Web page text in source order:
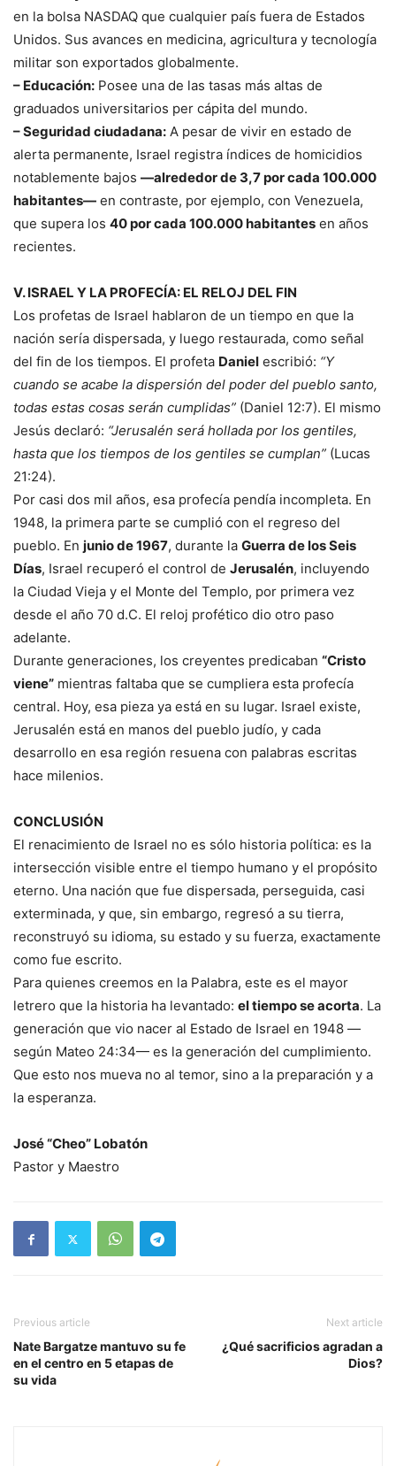
en la bolsa NASDAQ que cualquier país fuera de Estados
Unidos. Sus avances en medicina, agricultura y tecnología
militar son exportados globalmente.
– Educación: Posee una de las tasas más altas de
graduados universitarios per cápita del mundo.
– Seguridad ciudadana: A pesar de vivir en estado de
alerta permanente, Israel registra índices de homicidios
notablemente bajos —alrededor de 3,7 por cada 100.000
habitantes— en contraste, por ejemplo, con Venezuela,
que supera los 40 por cada 100.000 habitantes en años
recientes.
V. ISRAEL Y LA PROFECÍA: EL RELOJ DEL FIN
Los profetas de Israel hablaron de un tiempo en que la
nación sería dispersada, y luego restaurada, como señal
del fin de los tiempos. El profeta Daniel escribió: “Y
cuando se acabe la dispersión del poder del pueblo santo,
todas estas cosas serán cumplidas” (Daniel 12:7). El mismo
Jesús declaró: “Jerusalén será hollada por los gentiles,
hasta que los tiempos de los gentiles se cumplan” (Lucas
21:24).
Por casi dos mil años, esa profecía pendía incompleta. En
1948, la primera parte se cumplió con el regreso del
pueblo. En junio de 1967, durante la Guerra de los Seis
Días, Israel recuperó el control de Jerusalén, incluyendo
la Ciudad Vieja y el Monte del Templo, por primera vez
desde el año 70 d.C. El reloj profético dio otro paso
adelante.
Durante generaciones, los creyentes predicaban “Cristo
viene” mientras faltaba que se cumpliera esta profecía
central. Hoy, esa pieza ya está en su lugar. Israel existe,
Jerusalén está en manos del pueblo judío, y cada
desarrollo en esa región resuena con palabras escritas
hace milenios.
CONCLUSIÓN
El renacimiento de Israel no es sólo historia política: es la
intersección visible entre el tiempo humano y el propósito
eterno. Una nación que fue dispersada, perseguida, casi
exterminada, y que, sin embargo, regresó a su tierra,
reconstruyó su idioma, su estado y su fuerza, exactamente
como fue escrito.
Para quienes creemos en la Palabra, este es el mayor
letrero que la historia ha levantado: el tiempo se acorta. La
generación que vio nacer al Estado de Israel en 1948 —
según Mateo 24:34— es la generación del cumplimiento.
Que esto nos mueva no al temor, sino a la preparación y a
la esperanza.
José “Cheo” Lobatón
Pastor y Maestro
Previous article
Nate Bargatze mantuvo su fe
en el centro en 5 etapas de
su vida
Next article
¿Qué sacrificios agradan a
Dios?